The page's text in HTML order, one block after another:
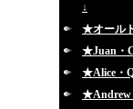
↓
★オール
★Juan・
★Alice・
★Andrew